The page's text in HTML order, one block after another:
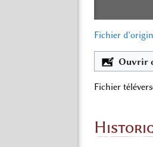
Fichier
Ouvrir
Fichier